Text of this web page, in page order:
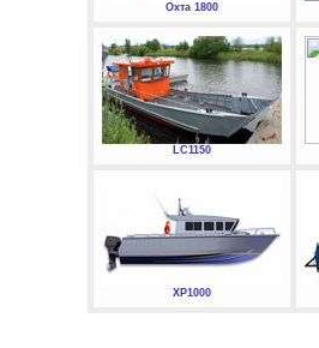
Охта 1800
LC1150
XP1000